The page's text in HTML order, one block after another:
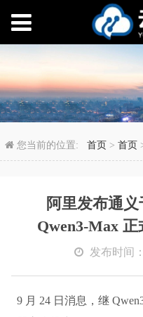
阿里发布
您当前的位置:首页 >首页
阿里发布通
Qwen3-Max
发布时间
9 月 24 日消息，继